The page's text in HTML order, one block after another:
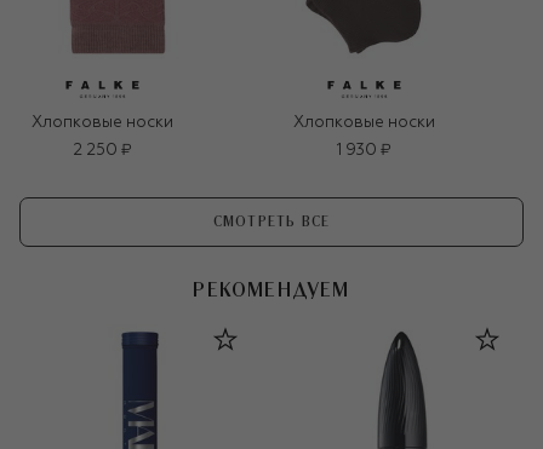
Хлопковые носки
2 250 ₽
Хлопковые носки
1 930 ₽
СМОТРЕТЬ ВСЕ
РЕКОМЕНДУЕМ